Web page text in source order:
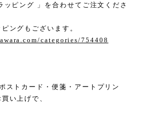
ッピング 」を合わせてご注文くださ
ングもございます。
categories/754408
ストカード・便箋・アートプリン
い上げで、